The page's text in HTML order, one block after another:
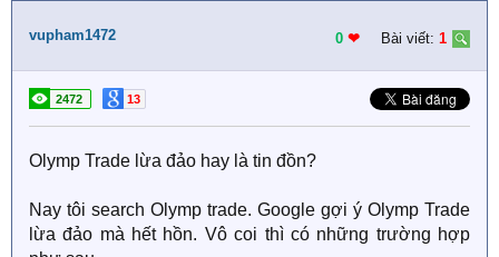
vupham1472 0 ❤︎ Bài viết: 1
2472 13
Olymp Trade lừa đảo hay là tin đồn?
Nay tôi search Olymp trade. Google gợi ý Olymp Trade
lừa đảo mà hết hồn. Vô coi thì có những trường hợp